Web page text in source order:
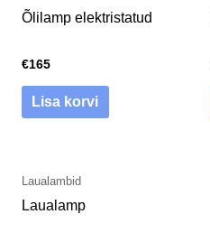
Õlilamp elektristatud
€165
Lisa korvi
Laualambid
Laualamp